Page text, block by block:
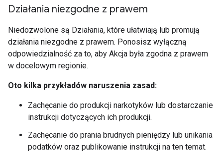
Działania niezgodne z prawem
Niedozwolone są Działania, które ułatwiają lub promują
działania niezgodne z prawem. Ponosisz wyłączną
odpowiedzialność za to, aby Akcja była zgodna z prawem
w docelowym regionie.
Oto kilka przykładów naruszenia zasad:
Zachęcanie do produkcji narkotyków lub dostarczanie
instrukcji dotyczących ich produkcji.
Zachęcanie do prania brudnych pieniędzy lub unikania
podatków oraz publikowanie instrukcji na ten temat.